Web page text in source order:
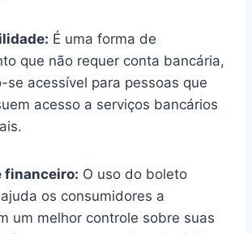
É uma forma de
que não requer conta bancária,
se acessível para pessoas que
acesso a serviços bancários
financeiro: O uso do boleto
os consumidores a
um melhor controle sobre suas